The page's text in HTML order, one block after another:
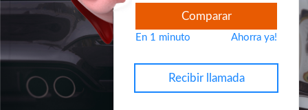
Comparar
En 1 minuto Ahorra ya!
Recibir llamada